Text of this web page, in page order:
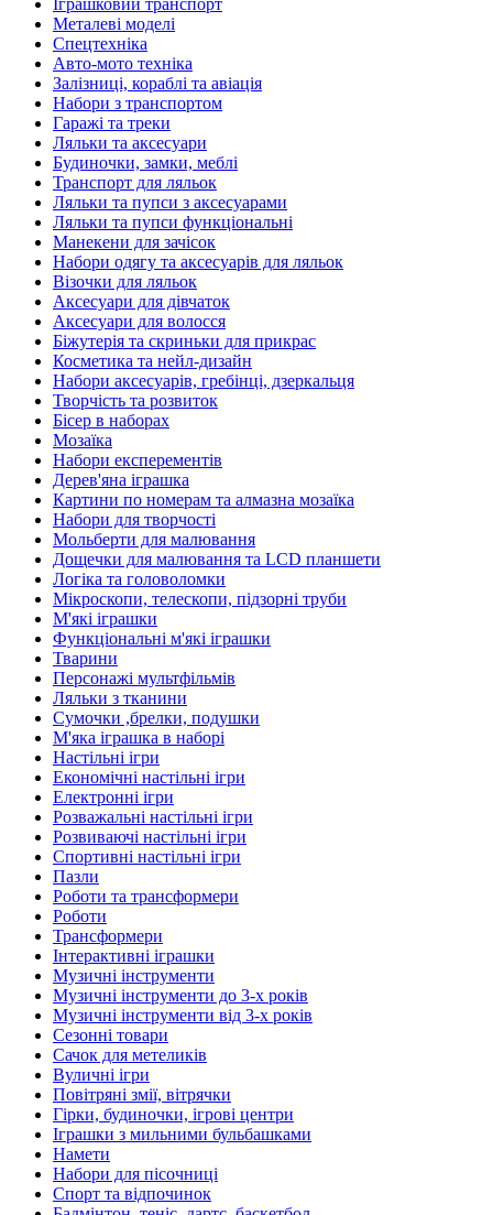
Іграшковий транспорт
Металеві моделі
Спецтехніка
Авто-мото техніка
Залізниці, кораблі та авіація
Набори з транспортом
Гаражі та треки
Ляльки та аксесуари
Будиночки, замки, меблі
Транспорт для ляльок
Ляльки та пупси з аксесуарами
Ляльки та пупси функціональні
Манекени для зачісок
Набори одягу та аксесуарів для ляльок
Візочки для ляльок
Аксесуари для дівчаток
Аксесуари для волосся
Біжутерія та скриньки для прикрас
Косметика та нейл-дизайн
Набори аксесуарів, гребінці, дзеркальця
Творчість та розвиток
Бісер в наборах
Мозаїка
Набори експерементів
Дерев'яна іграшка
Картини по номерам та алмазна мозаїка
Набори для творчості
Мольберти для малювання
Дощечки для малювання та LCD планшети
Логіка та головоломки
Мікроскопи, телескопи, підзорні труби
М'які іграшки
Функціональні м'які іграшки
Тварини
Персонажі мультфільмів
Ляльки з тканини
Сумочки ,брелки, подушки
М'яка іграшка в наборі
Настільні ігри
Економічні настільні ігри
Електронні ігри
Розважальні настільні ігри
Розвиваючі настільні ігри
Спортивні настільні ігри
Пазли
Роботи та трансформери
Роботи
Трансформери
Інтерактивні іграшки
Музичні інструменти
Музичні інструменти до 3-х років
Музичні інструменти від 3-х років
Сезонні товари
Сачок для метеликів
Вуличні ігри
Повітряні змії, вітрячки
Гірки, будиночки, ігрові центри
Іграшки з мильними бульбашками
Намети
Набори для пісочниці
Спорт та відпочинок